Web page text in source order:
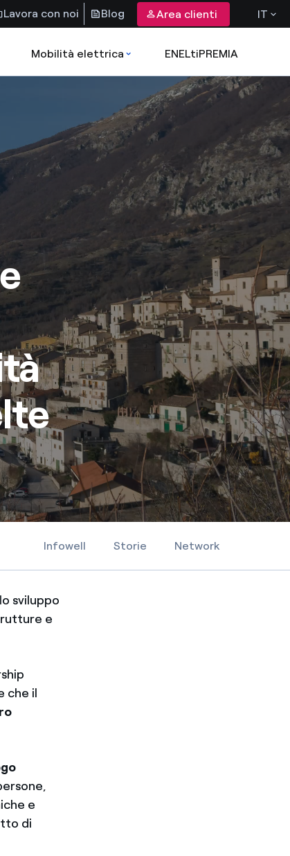
Lavora con noi Blog Area clienti IT
Mobilità elettrica ENELtiPREMIA
Infowell Storie Network
sviluppo
e
che il
e
di